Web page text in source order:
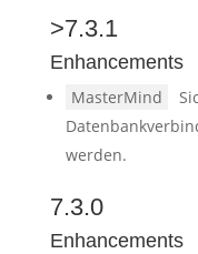
>7.3.1
Enhancements
MasterMind
werden.
7.3.0
Enhancements